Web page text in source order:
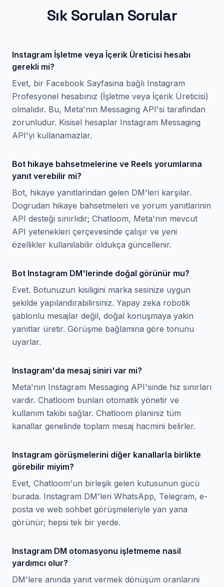
Sık Sorulan Sorular
Instagram İşletme veya İçerik Üreticisi hesabı
gerekli mi?
Evet, bir Facebook Sayfasina bağlı Instagram
Profesyonel hesabınız (İşletme veya İçerik Üreticisi)
olmalıdır. Bu, Meta'nın Messaging API'si tarafindan
zorunludur. Kisisel hesaplar Instagram Messaging
API'yi kullanamazlar.
Bot hikaye bahsetmelerine ve Reels yorumlarına
yanıt verebilir mi?
Bot, hikaye yanıtlarindan gelen DM'leri karşılar.
Dogrudan hikaye bahsetmeleri ve yorum yanıtlarinin
API desteği sınırlıdir; Chatloom, Meta'nın mevcut
API yetenekleri çerçevesinde çalışır ve yeni
özellikler kullanilabilir oldukça güncellenir.
Bot Instagram DM'lerinde doğal görünür mu?
Evet. Botunuzun kisiligini marka sesinize uygun
şekilde yapılandırabilirsiniz. Yapay zeka robotik
şablonlu mesajlar değil, doğal konuşmaya yakin
yanıtlar üretir. Görüşme bağlamina göre tonunu
uyarlar.
Instagram'da mesaj siniri var mi?
Meta'nın Instagram Messaging API'sinde hiz sınırları
vardir. Chatloom bunlari otomatik yönetir ve
kullanım takibi sağlar. Chatloom planiniz tüm
kanallar genelinde toplam mesaj hacmini belirler.
Instagram görüşmelerini diğer kanallarla birlikte
görebilir miyim?
Evet, Chatloom'un birleşik gelen kutusunun gücü
burada. Instagram DM'leri WhatsApp, Telegram, e-
posta ve web sohbet görüşmeleriyle yan yana
görünür; hepsi tek bir yerde.
Instagram DM otomasyonu işletmeme nasil
yardımcı olur?
DM'lere anında yanıt vermek dönüşüm oranlarıni